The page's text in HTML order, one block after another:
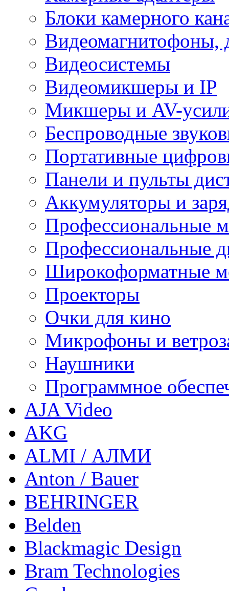
Блоки камерного
Видеомагнитофоны,
Видеосистемы
Видеомикшеры и IP
Микшеры и AV-
Беспроводные
Портативные
Панели и пульты
Аккумуляторы и
Профессиональные
Профессиональные
Широкоформатные
Проекторы
Очки для кино
Микрофоны и
Наушники
Программное
AJA Video
AKG
ALMI / АЛМИ
Anton / Bauer
BEHRINGER
Belden
Blackmagic Design
Bram Technologies